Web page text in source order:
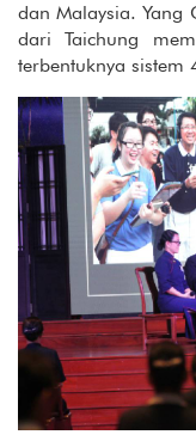
dan Malaysia. Yang
dari Taichung
terbentuknya